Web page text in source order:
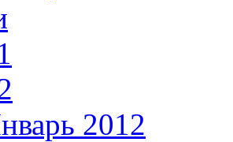
2012